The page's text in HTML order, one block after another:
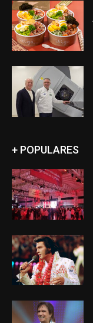
+ POPULARES